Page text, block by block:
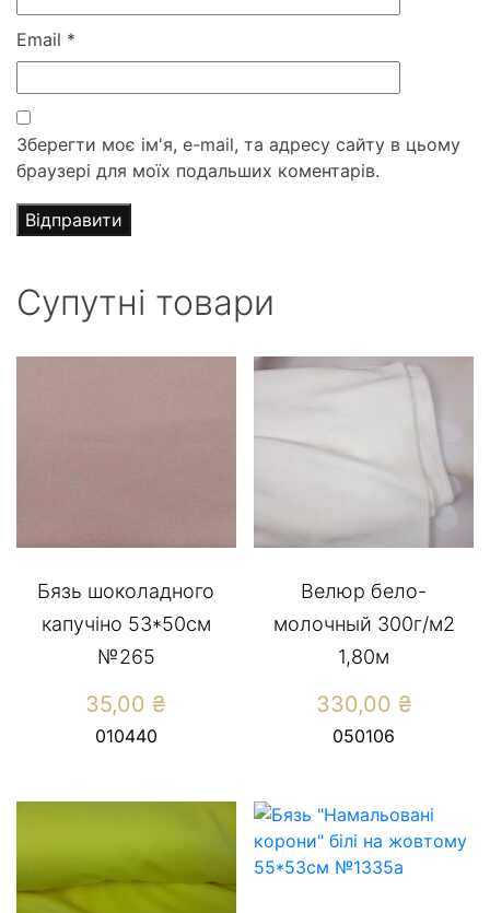
Email *
Зберегти моє ім'я, e-mail, та адресу сайту в цьому
браузері для моїх подальших коментарів.
Супутні товари
Бязь шоколадного
капучіно 53*50см
№265
35,00 ₴
010440
Велюр бело-
молочный 300г/м2
1,80м
330,00 ₴
050106